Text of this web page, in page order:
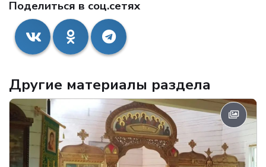
Поделиться в соц.сетях
Другие материалы раздела